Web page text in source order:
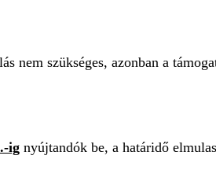
nem szükséges, azonban a
ig nyújtandók be, a határidő